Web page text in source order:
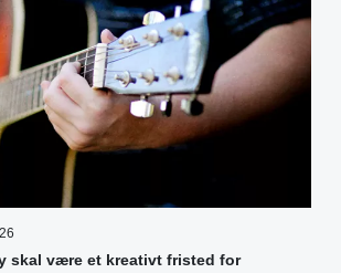
skal være et kreativt fristed for